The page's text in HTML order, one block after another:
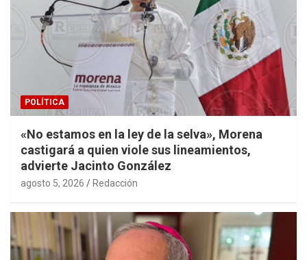
POLÍTICA
«No estamos en la ley de la selva», Morena
castigará a quien viole sus lineamientos,
advierte Jacinto González
agosto 5, 2026 Redacción